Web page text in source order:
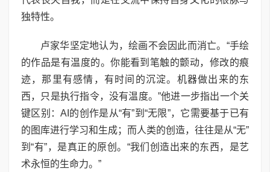
独特性。
卢家华坚定地认为，绘画不会因此而消亡。“手绘
的作品是有温度的。你能看到笔触的颤动，修改的痕
迹，那里有感情，有时间的沉淀。机器做出来的东
西，只是执行指令，没有温度。”他进一步指出一个关
键区别：AI的创作是从“有”到“无限”，它需要基于已有
的图库进行学习和生成；而人类的创造，往往是从“无”
到“有”，是真正的原创。“我们创造出来的东西，是艺
术永恒的生命力。”